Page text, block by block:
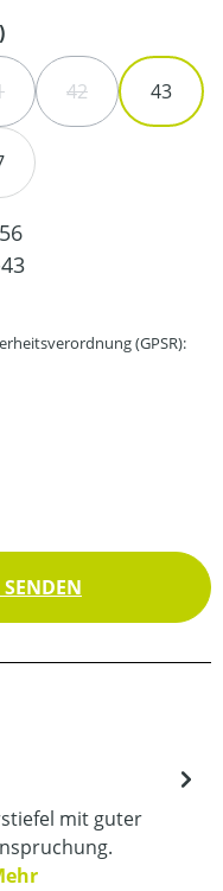
auswählen
NICHT VERFÜGBAR.)
(DIESE OPTION IST ZURZEIT
42(DIESE OPTION
43
(GPSR):
mit guter